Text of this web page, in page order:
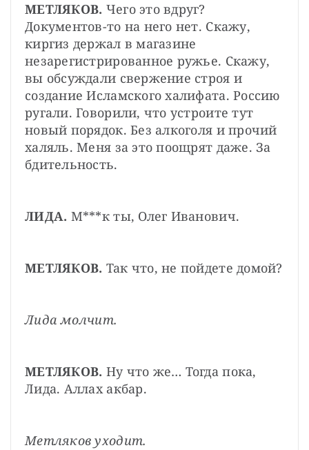
МЕТЛЯКОВ. Чего это вдруг?
Документов-то на него нет. Скажу,
киргиз держал в магазине
незарегистрированное ружье. Скажу,
вы обсуждали свержение строя и
создание Исламского халифата. Россию
ругали. Говорили, что устроите тут
новый порядок. Без алкоголя и прочий
халяль. Меня за это поощрят даже. За
бдительность.
ЛИДА. М***к ты, Олег Иванович.
МЕТЛЯКОВ. Так что, не пойдете домой?
Лида молчит.
МЕТЛЯКОВ. Ну что же… Тогда пока,
Лида. Аллах акбар.
Метляков уходит.